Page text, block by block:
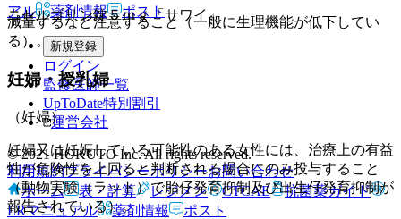
ニセルゴリン錠５ｍｇ「サワイ」
減量するなど注意すること（一般に生理機能が低下してい
る）。
妊婦・授乳婦
（妊婦）
妊婦又は妊娠している可能性のある女性には、治療上の有益
性が危険性を上回ると判断される場合にのみ投与すること
（動物実験（ラット）で胎仔発育抑制及び出生仔発育抑制が
報告されている）。
アル
薬剤情報 ポスト
新規登録
ログイン
監修医師一覧
UpToDate特別割引
運営会社
© 2021 HOKUTO Inc. All rights reserved.
利用規約プライバシーポリシーお問い合わせ
ホーム
表・計算 レジメン CTCAE
抗菌薬ガイド
ERマニュアル
薬剤情報 ポスト